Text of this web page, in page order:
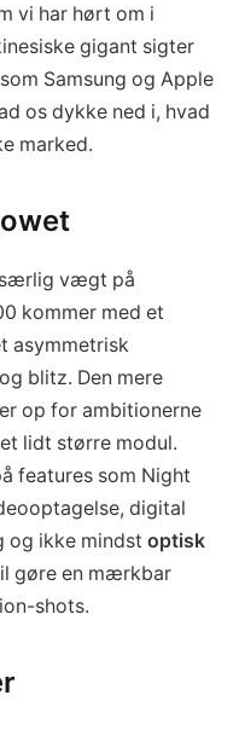
vi har hørt om i
gigant sigter
Samsung og Apple
os dykke ned i, hvad
marked.
vægt på
kommer med et
asymmetrisk
blitz. Den mere
op for ambitionerne
lidt større modul.
features som Night
digital
og ikke mindst optisk
gøre en mærkbar
shots.